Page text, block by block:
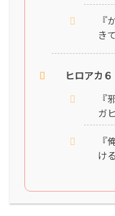
『
き
ヒロアカ
『
ガ
『
け